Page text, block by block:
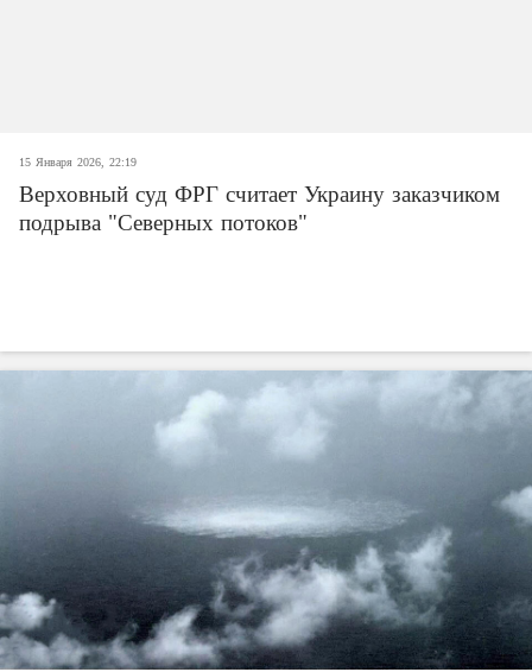
15 Января 2026, 22:19
Верховный суд ФРГ считает Украину заказчиком
подрыва "Северных потоков"